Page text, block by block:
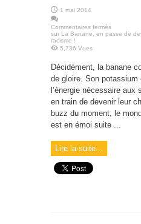
1 mai 2014
Commentaires fermés
sur La Banane, en passe de
racisme !
5,736 Vues
Décidément, la banane
de gloire. Son potassium
l’énergie nécessaire aux
en train de devenir leur
buzz du moment, le
est en émoi suite ...
Lire la suite...